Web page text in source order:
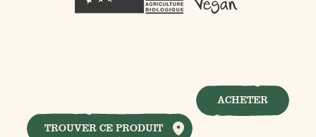
TROUVER CE PRODUIT
ACHETER